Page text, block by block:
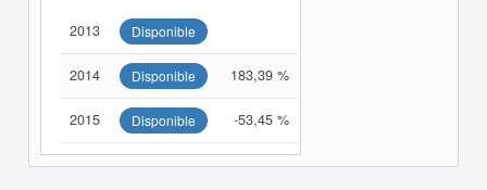
2013 Disponible
2014 Disponible 183,39 %
2015 Disponible -53,45 %